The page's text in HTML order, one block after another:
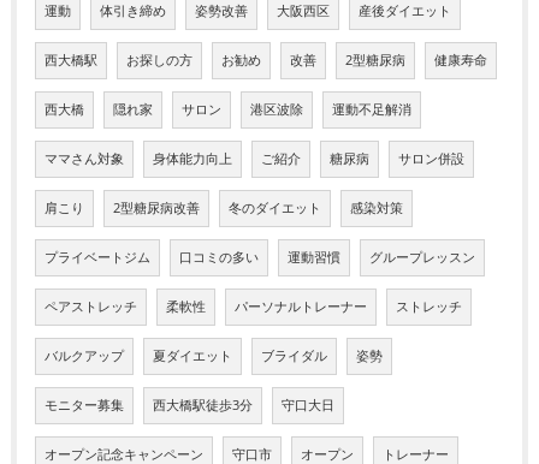
運動 体引き締め 姿勢改善 大阪西区 産後ダイエット
西大橋駅 お探しの方 お勧め 改善 2型糖尿病 健康寿命
西大橋 隠れ家 サロン 港区波除 運動不足解消
ママさん対象 身体能力向上 ご紹介 糖尿病 サロン併設
肩こり 2型糖尿病改善 冬のダイエット 感染対策
プライベートジム 口コミの多い 運動習慣 グループレッスン
ペアストレッチ 柔軟性 パーソナルトレーナー ストレッチ
バルクアップ 夏ダイエット ブライダル 姿勢
モニター募集 西大橋駅徒歩3分 守口大日
オープン記念キャンペーン 守口市 オープン トレーナー